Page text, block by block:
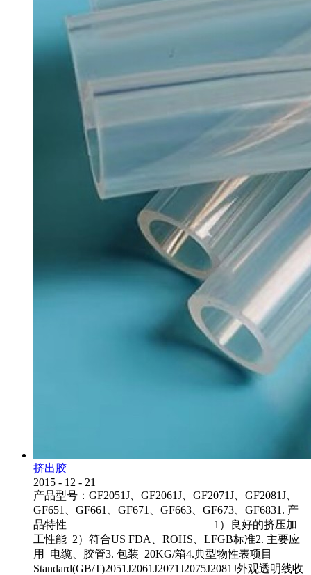
挤出胶
2015 - 12 - 21
产品型号：GF2051J、GF2061J、GF2071J、GF2081J、
GF651、GF661、GF671、GF663、GF673、GF6831. 产
品特性 1）良好的挤压加
工性能 2）符合US FDA、ROHS、LFGB标准2. 主要应
用 电缆、胶管3. 包装 20KG/箱4.典型物性表项目
Standard(GB/T)2051J2061J2071J2075J2081J外观透明线收